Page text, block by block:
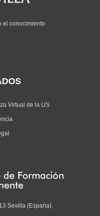
el conocimiento
Virtual de la US
Sevilla (Espańa).